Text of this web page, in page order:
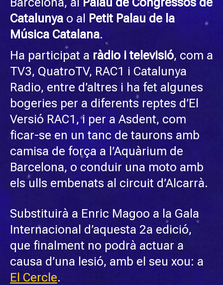
Catalunya o al Petit Palau de la
Música Catalana.
Ha participat a ràdio i televisió, com a
TV3, QuatroTV, RAC1 i Catalunya
Radio, entre d’altres i ha fet algunes
bogeries per a diferents reptes d’El
Versió RAC1, i per a Asdent, com
ficar-se en un tanc de taurons amb
camisa de força a l’Aquàrium de
Barcelona, ​​o conduir una moto amb
els ulls embenats al circuit d’Alcarrà.
Substituirà a Enric Magoo a la Gala
Internacional d’aquesta 2a edició,
que finalment no podrà actuar a
causa d’una lesió, amb el seu xou: a
El Cercle.